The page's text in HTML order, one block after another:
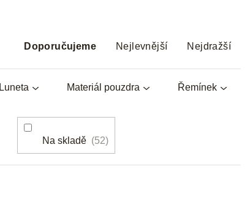
z
e
n
p
o
d
Doporučujeme Nejlevnější Nejdražší
Luneta Materiál pouzdra Řemínek
Na skladě 52